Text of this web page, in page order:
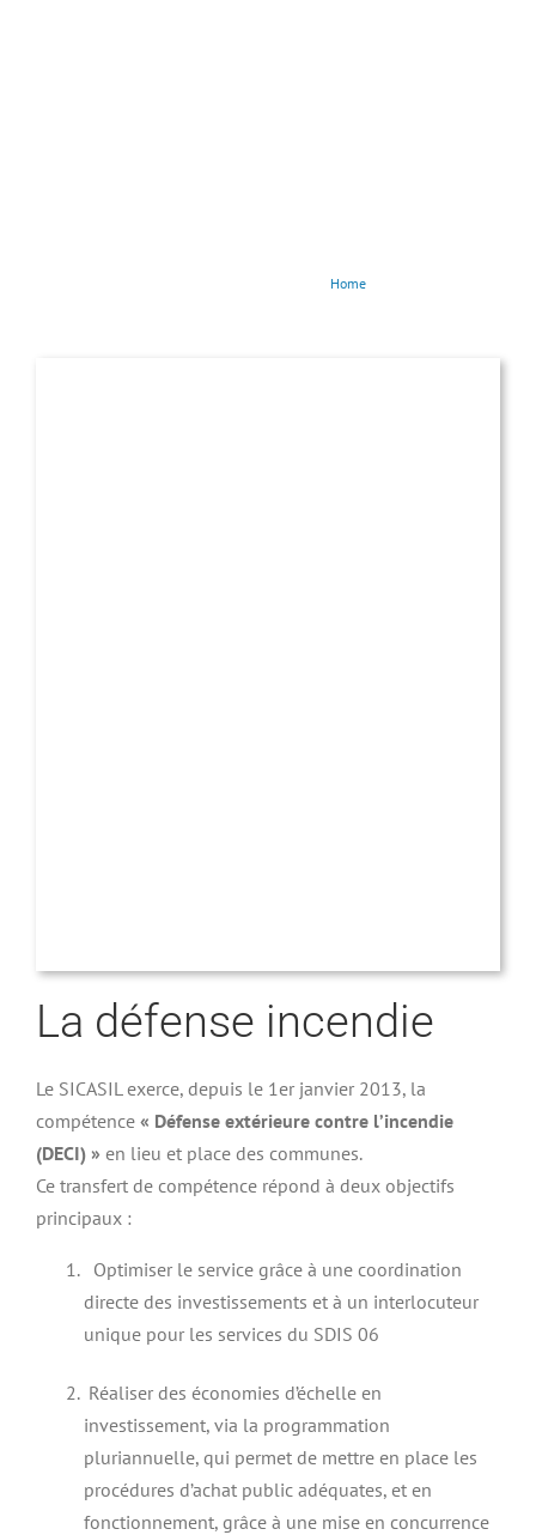
Home
La défense incendie
Le SICASIL exerce, depuis le 1er janvier 2013, la
compétence « Défense extérieure contre l’incendie
(DECI) » en lieu et place des communes.
Ce transfert de compétence répond à deux objectifs
principaux :
Optimiser le service grâce à une coordination
directe des investissements et à un interlocuteur
unique pour les services du SDIS 06
Réaliser des économies d’échelle en
investissement, via la programmation
pluriannuelle, qui permet de mettre en place les
procédures d’achat public adéquates, et en
fonctionnement, grâce à une mise en concurrence